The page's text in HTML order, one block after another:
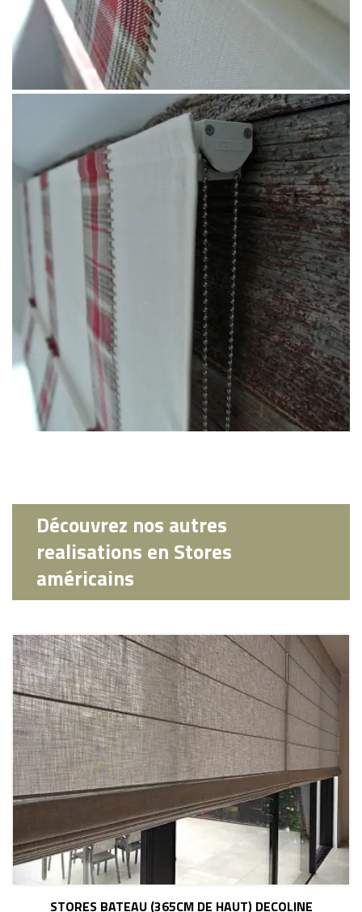
Découvrez nos autres
realisations en Stores
américains
STORES BATEAU (365CM DE HAUT) DECOLINE